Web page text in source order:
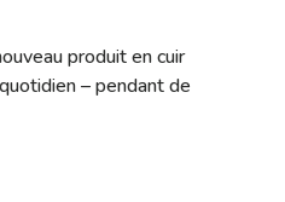
produit en cuir
– pendant de